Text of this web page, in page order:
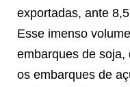
exportadas, ante
Esse imenso
embarques de soja,
os embarques de